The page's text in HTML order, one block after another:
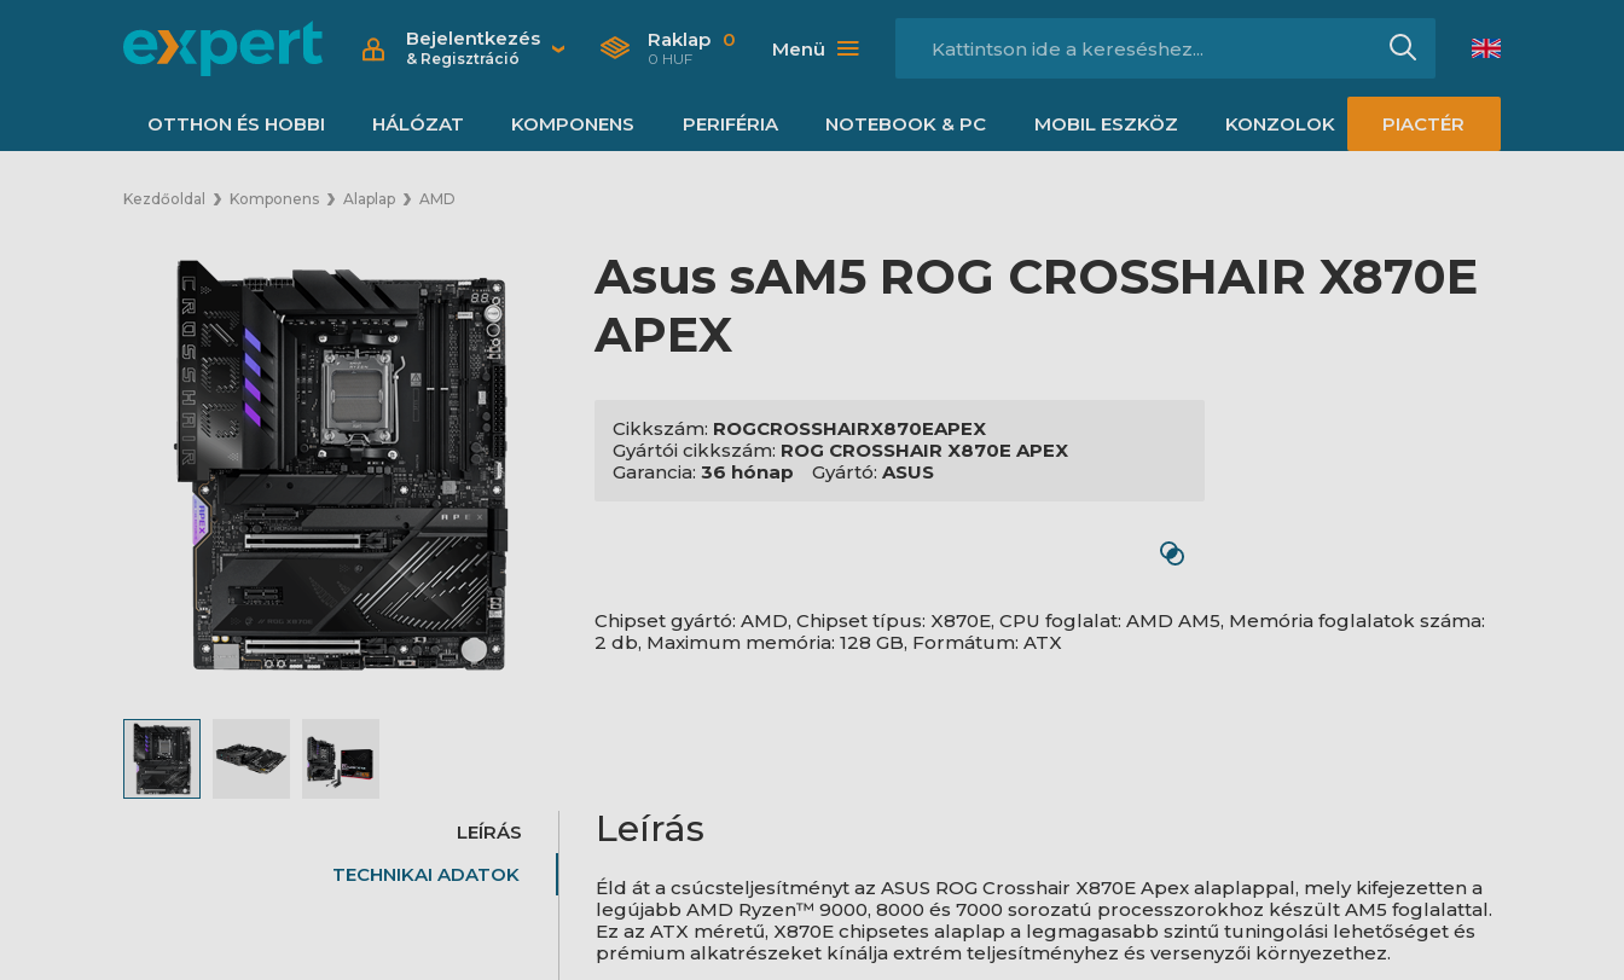
Bejelentkezés
& Regisztráció
Raklap 0
0 HUF Menü
OTTHON ÉS HOBBI HÁLÓZAT KOMPONENS PERIFÉRIA NOTEBOOK & PC MOBIL ESZKÖZ KONZOLOK PIACTÉR
Kezdőoldal Komponens Alaplap AMD
Asus sAM5 ROG CROSSHAIR X870E
APEX
Cikkszám: ROGCROSSHAIRX870EAPEX
Gyártói cikkszám: ROG CROSSHAIR X870E APEX
Garancia: 36 hónap Gyártó: ASUS
Chipset gyártó: AMD, Chipset típus: X870E, CPU foglalat: AMD AM5, Memória foglalatok száma:
2 db, Maximum memória: 128 GB, Formátum: ATX
LEÍRÁS
TECHNIKAI ADATOK
Leírás
Éld át a csúcsteljesítményt az ASUS ROG Crosshair X870E Apex alaplappal, mely kifejezetten a
legújabb AMD Ryzen™ 9000, 8000 és 7000 sorozatú processzorokhoz készült AM5 foglalattal.
Ez az ATX méretű, X870E chipsetes alaplap a legmagasabb szintű tuningolási lehetőséget és
prémium alkatrészeket kínálja extrém teljesítményhez és versenyzői környezethez.